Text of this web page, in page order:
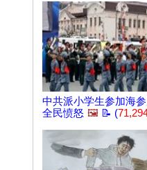
中共派小学生参加海
全民愤怒 🖼️ 📝 (